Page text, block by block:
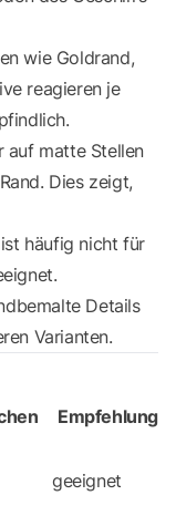
wie Goldrand,
reagieren je
auf matte Stellen
Dies zeigt,
häufig nicht für
Details
Varianten.
Empfehlung
geeignet